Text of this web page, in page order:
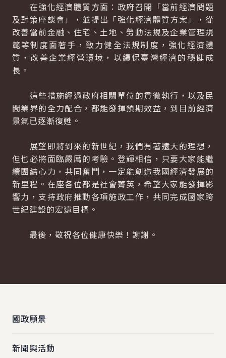
在強化經濟體質方面：政府召開「當前經濟問題
及對策座談會」，並提出「強化經濟體質方案」，從
改善當前金融、住宅、土地、勞動法規及企業管理規
範等制度面著手，致力健全法規制度，強化經濟體
質，改善企業經營環境，以續保臺灣經濟的穩健成
長。
這些措施經過政府相關單位的貫徹執行，以及民
間業界的全力配合，都能發揮預期效益，到目前經濟
景氣已逐漸復甦。
展望即將到來的新世紀，我們有著遠大的理想，
但也必將面臨嚴厲的考驗。登輝相信，只要大家能繼
續團結心力，共同奮鬥，一定能創造我國經濟發展的
新里程。在座各位都是社會菁英，希望大家能發揮影
響力，支持政府推動各項施政工作，共同完成國家跨
世紀建設的宏遠目標。
最後，敬祝各位健康快樂！謝謝。
國政願景
新聞與活動